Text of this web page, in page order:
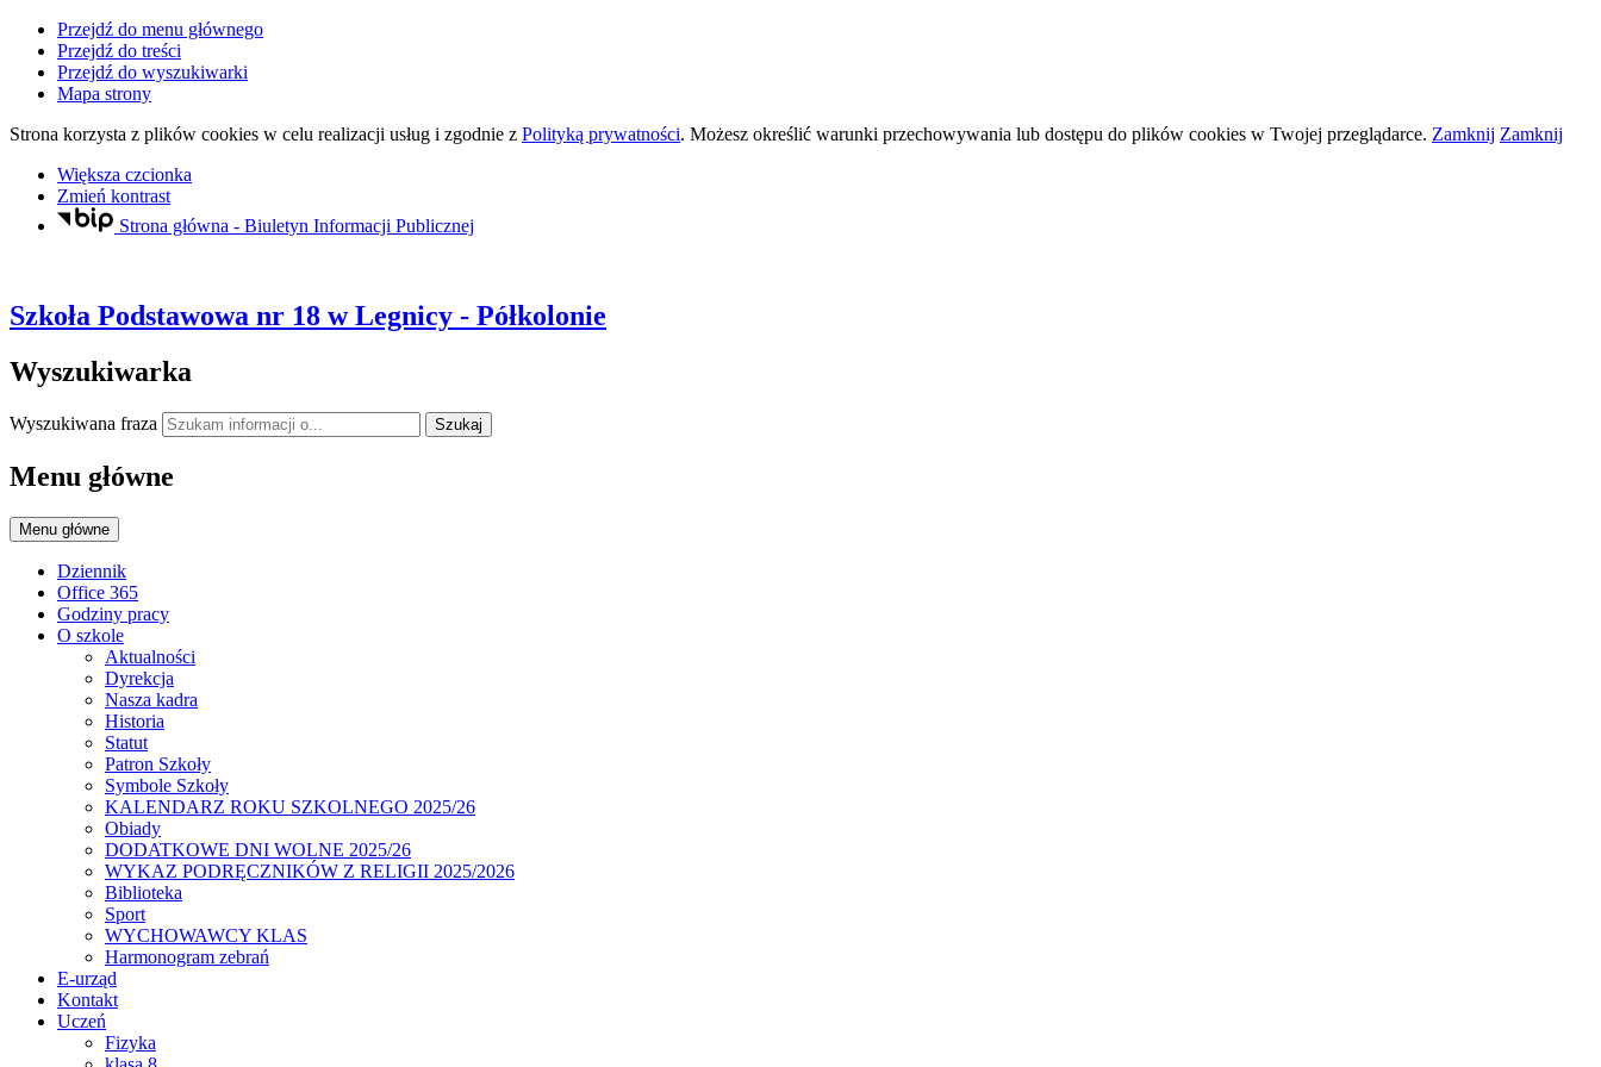
Przejdź do menu głównego
Przejdź do treści
Przejdź do wyszukiwarki
Mapa strony
Strona korzysta z plików cookies w celu realizacji usług i zgodnie z Polityką prywatności. Możesz określić warunki przechowywania lub dostępu do plików cookies w Twojej przeglądarce. Zamknij Zamknij
Większa czcionka
Zmień kontrast
Strona główna - Biuletyn Informacji Publicznej
Szkoła Podstawowa nr 18 w Legnicy - Półkolonie
Wyszukiwarka
Wyszukiwana fraza Szukaj
Menu główne
Menu główne
Dziennik
Office 365
Godziny pracy
O szkole
Aktualności
Dyrekcja
Nasza kadra
Historia
Statut
Patron Szkoły
Symbole Szkoły
KALENDARZ ROKU SZKOLNEGO 2025/26
Obiady
DODATKOWE DNI WOLNE 2025/26
WYKAZ PODRĘCZNIKÓW Z RELIGII 2025/2026
Biblioteka
Sport
WYCHOWAWCY KLAS
Harmonogram zebrań
E-urząd
Kontakt
Uczeń
Fizyka